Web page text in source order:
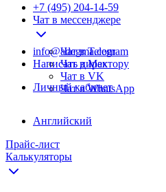
+7 (495) 204-14-59
Чат в мессенджере
Чат в Telegram
Чат в Max
Чат в VK
Чат в WhatsApp
info@adegma.com
Написать директору
Личный кабинет
Английский
Прайс-лист
Калькуляторы